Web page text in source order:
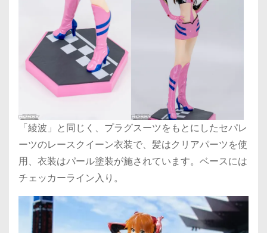
「綾波」と同じく、プラグスーツをもとにしたセパレ
ーツのレースクイーン衣装で、髪はクリアパーツを使
用、衣装はパール塗装が施されています。ベースには
チェッカーライン入り。